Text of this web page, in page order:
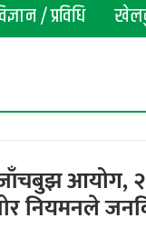
/ प्रविधि
आयोग,
नियमनले